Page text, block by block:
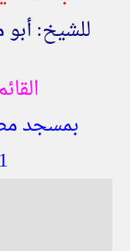
للشيخ:
بمسجد
1/صفر